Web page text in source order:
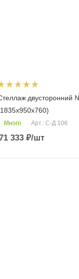
двусторонний
Много Арт.: С-Д 106
333₽/шт